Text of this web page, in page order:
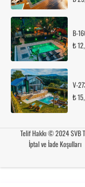
B-
₺
V-
₺
Telif Hakkı © 2024 SVB
İptal ve İade Koşulları